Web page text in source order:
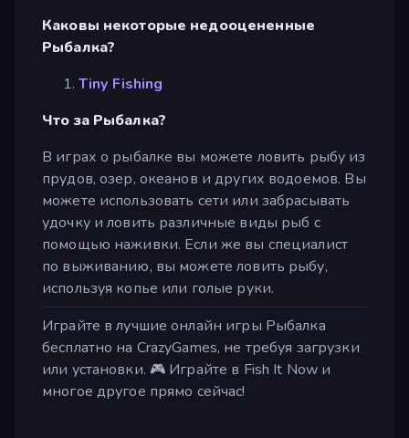
Каковы некоторые недооцененные
Рыбалка?
Tiny Fishing
Что за Рыбалка?
В играх о рыбалке вы можете ловить рыбу из
прудов, озер, океанов и других водоемов. Вы
можете использовать сети или забрасывать
удочку и ловить различные виды рыб с
помощью наживки. Если же вы специалист
по выживанию, вы можете ловить рыбу,
используя копье или голые руки.
Играйте в лучшие онлайн игры Рыбалка
бесплатно на CrazyGames, не требуя загрузки
или установки. 🎮 Играйте в Fish It Now и
многое другое прямо сейчас!